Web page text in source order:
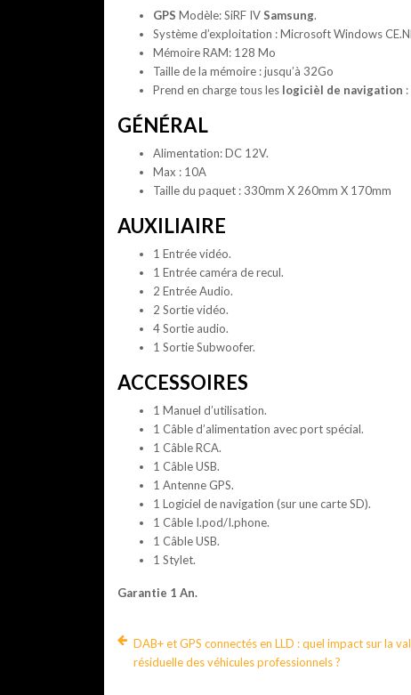
GPS Modèle: SiRF IVSamsung.
Système d’exploitation : Microsoft Windows
Mémoire RAM: 128 Mo
Taille de la mémoire : jusqu’à 32Go
Prend en charge tous les logicièl de navigation
GÉNÉRAL
Alimentation: DC 12V.
Max : 10A
Taille du paquet : 330mm X 260mm X 170mm
AUXILIAIRE
1 Entrée vidéo.
1 Entrée caméra de recul.
2 Entrée Audio.
2 Sortie vidéo.
4 Sortie audio.
1 Sortie Subwoofer.
ACCESSOIRES
1 Manuel d’utilisation.
1 Câble d’alimentation avec port spécial.
1 Câble RCA.
1 Câble USB.
1 Antenne GPS.
1 Logiciel de navigation (sur une carte SD).
1 Câble I.pod/I.phone.
1 Câble USB.
1 Stylet.
Garantie 1 An.
DAB+ et GPS connectés en LLD : quel impact sur la
résiduelle des véhicules professionnels ?